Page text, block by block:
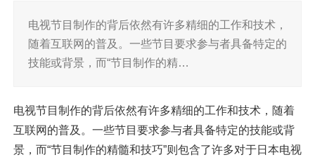
电视节目制作的背后依然有许多精细的工作和技术，
随着互联网的普及。一些节目要求参与者具备特定的
技能或背景，而“节目制作的精…
电视节目制作的背后依然有许多精细的工作和技术，随着
互联网的普及。一些节目要求参与者具备特定的技能或背
景，而“节目制作的精髓和技巧”则包含了许多对于日本电视